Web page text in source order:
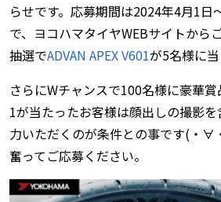
らせです。応募期間は2024年4月1日
で、ヨコハマタイヤWEBサイトから
抽選でADVAN APEX V601が5名様に
さらにWチャンスで100名様に豪華
1が当たったお客様は顔出しの撮影
力いただくのが条件との事です(・
奮ってご応募ください。